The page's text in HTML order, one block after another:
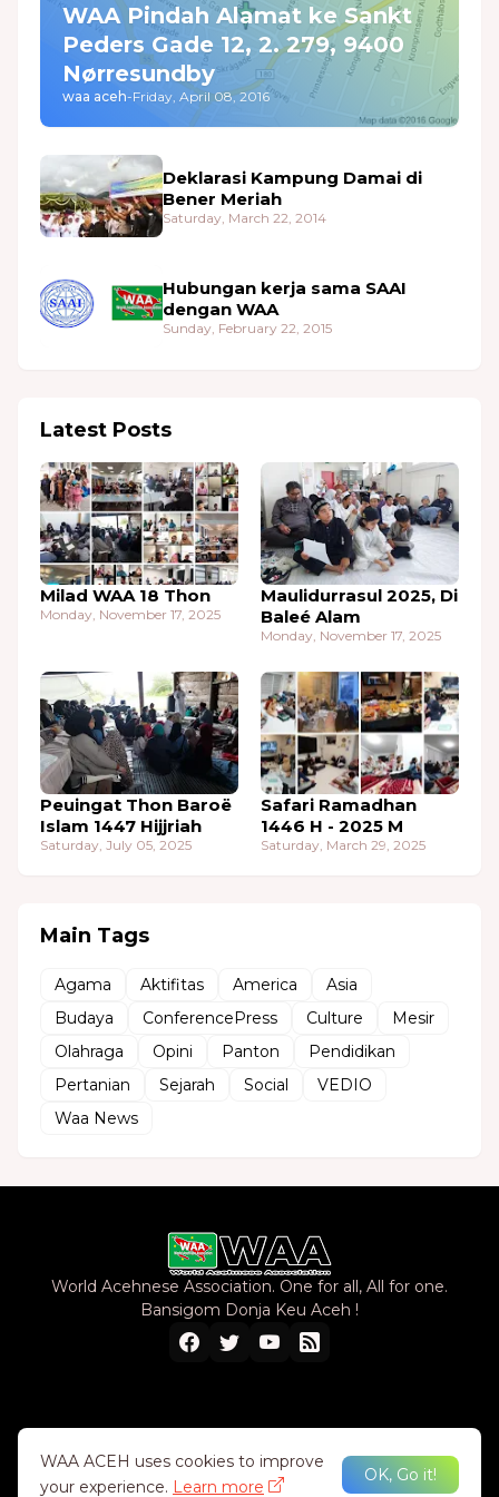
WAA Pindah Alamat ke Sankt
Peders Gade 12, 2. 279, 9400
Nørresundby
waa aceh-Friday, April 08, 2016
Deklarasi Kampung Damai di
Bener Meriah
Saturday, March 22, 2014
Hubungan kerja sama SAAI
dengan WAA
Sunday, February 22, 2015
Latest Posts
Milad WAA 18 Thon
Monday, November 17, 2025
Maulidurrasul 2025, Di
Baleé Alam
Monday, November 17, 2025
Peuingat Thon Baroë
Islam 1447 Hijjriah
Saturday, July 05, 2025
Safari Ramadhan
1446 H - 2025 M
Saturday, March 29, 2025
Main Tags
Agama Aktifitas America
Asia
Budaya
ConferencePress Culture
Mesir
Olahraga
Opini Panton
Pendidikan
Pertanian
Sejarah Social
VEDIO
Waa News
World Acehnese Association. One for all, All for one.
Bansigom Donja Keu Aceh !
Home About UsPrivacy PolicyContact Us
WAA ACEH uses cookies to improve
your experience. Learn more
OK, Go it!